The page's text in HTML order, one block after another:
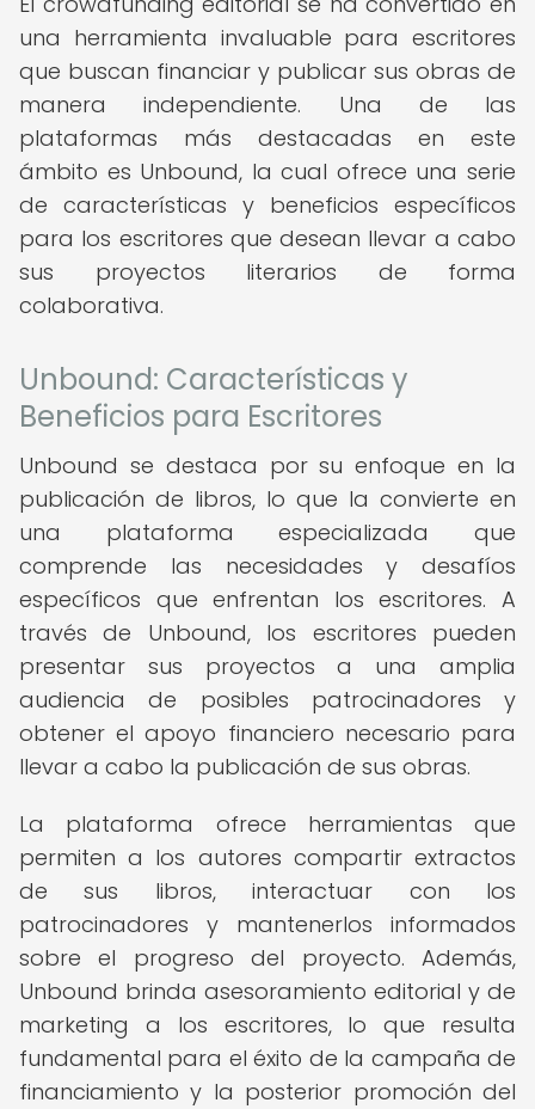
una herramienta invaluable para escritores
que buscan financiar y publicar sus obras de
manera independiente. Una de las
plataformas más destacadas en este
ámbito es Unbound, la cual ofrece una serie
de características y beneficios específicos
para los escritores que desean llevar a cabo
sus proyectos literarios de forma
colaborativa.
Unbound: Características y
Beneficios para Escritores
Unbound se destaca por su enfoque en la
publicación de libros, lo que la convierte en
una plataforma especializada que
comprende las necesidades y desafíos
específicos que enfrentan los escritores. A
través de Unbound, los escritores pueden
presentar sus proyectos a una amplia
audiencia de posibles patrocinadores y
obtener el apoyo financiero necesario para
llevar a cabo la publicación de sus obras.
La plataforma ofrece herramientas que
permiten a los autores compartir extractos
de sus libros, interactuar con los
patrocinadores y mantenerlos informados
sobre el progreso del proyecto. Además,
Unbound brinda asesoramiento editorial y de
marketing a los escritores, lo que resulta
fundamental para el éxito de la campaña de
financiamiento y la posterior promoción del